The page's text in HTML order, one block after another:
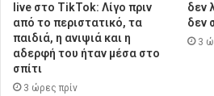
live στο TikTok: Λίγο πριν
από το περιστατικό, τα
παιδιά, η ανιψιά και η
αδερφή του ήταν μέσα στο
σπίτι
3 ώρες πρίν
δεν
δεν
3